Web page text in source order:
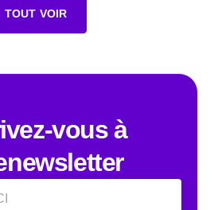
TOUT VOIR
vous à